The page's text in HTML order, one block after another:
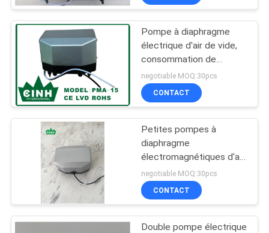
NOUS
VISITE
D'USINE
CONTRÔLE
QUALITÉ
CONTACTEZ-
NOUS
Pompe à diaphragme
électrique d'air de vide,
consommation de
puissance faible
negotiable MOQ:30pcs
CONTACT
Petites pompes à
diaphragme
électromagnétiques d'air
0,3 barres AC110V avec
de doubles bobines
negotiable MOQ:30pcs
CONTACT
Double pompe électrique